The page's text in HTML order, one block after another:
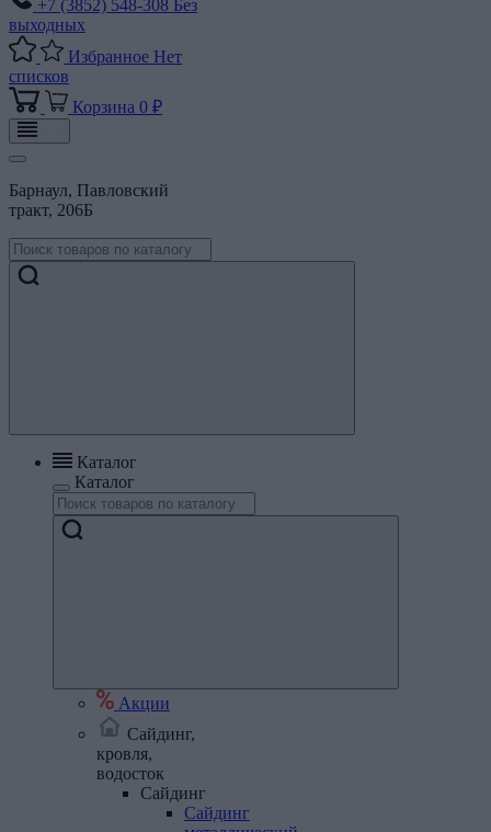
+7 (3852) 548-308 Без
выходных
Избранное Нет
списков
Корзина 0 ₽
Барнаул, Павловский
тракт, 206Б
Каталог
Каталог
Акции
Сайдинг,
кровля,
водосток
Сайдинг
Сайдинг